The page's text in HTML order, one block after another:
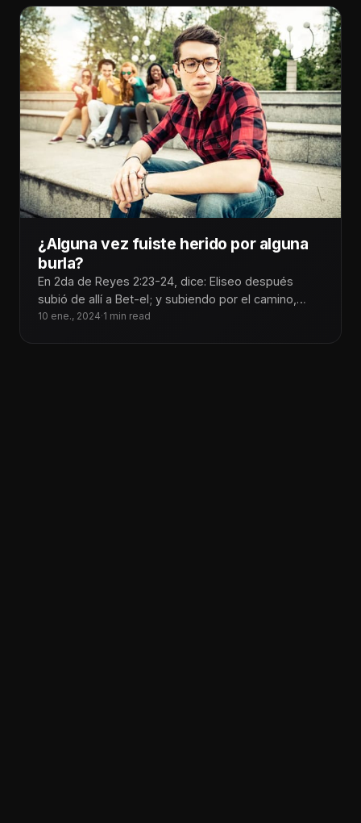
¿Alguna vez fuiste herido por alguna
burla?
En 2da de Reyes 2:23-24, dice: Eliseo después
subió de allí a Bet-el; y subiendo por el camino,
salieron
10 ene., 2024·1 min read